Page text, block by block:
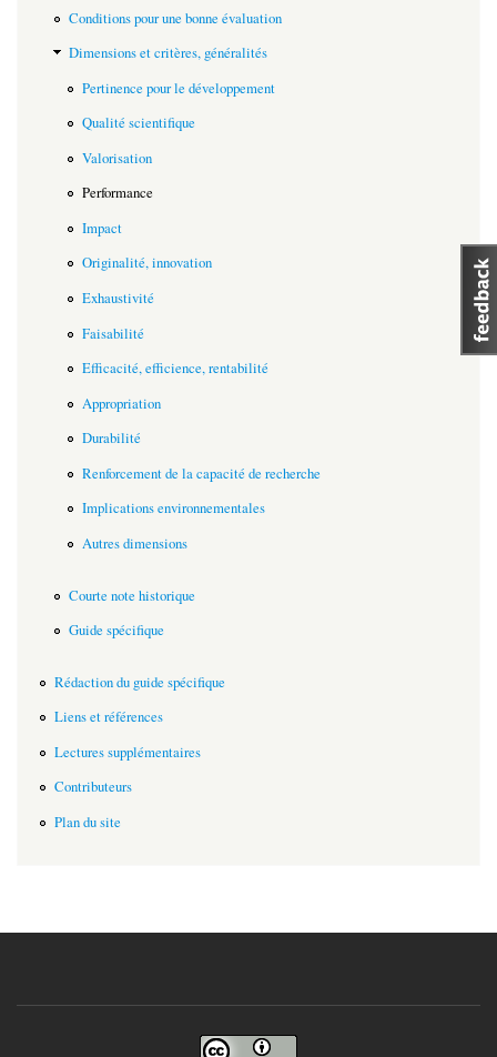
Conditions pour une bonne évaluation
Dimensions et critères, généralités
Pertinence pour le développement
Qualité scientifique
Valorisation
Performance
Impact
Originalité, innovation
Exhaustivité
Faisabilité
Efficacité, efficience, rentabilité
Appropriation
Durabilité
Renforcement de la capacité de recherche
Implications environnementales
Autres dimensions
Courte note historique
Guide spécifique
Rédaction du guide spécifique
Liens et références
Lectures supplémentaires
Contributeurs
Plan du site